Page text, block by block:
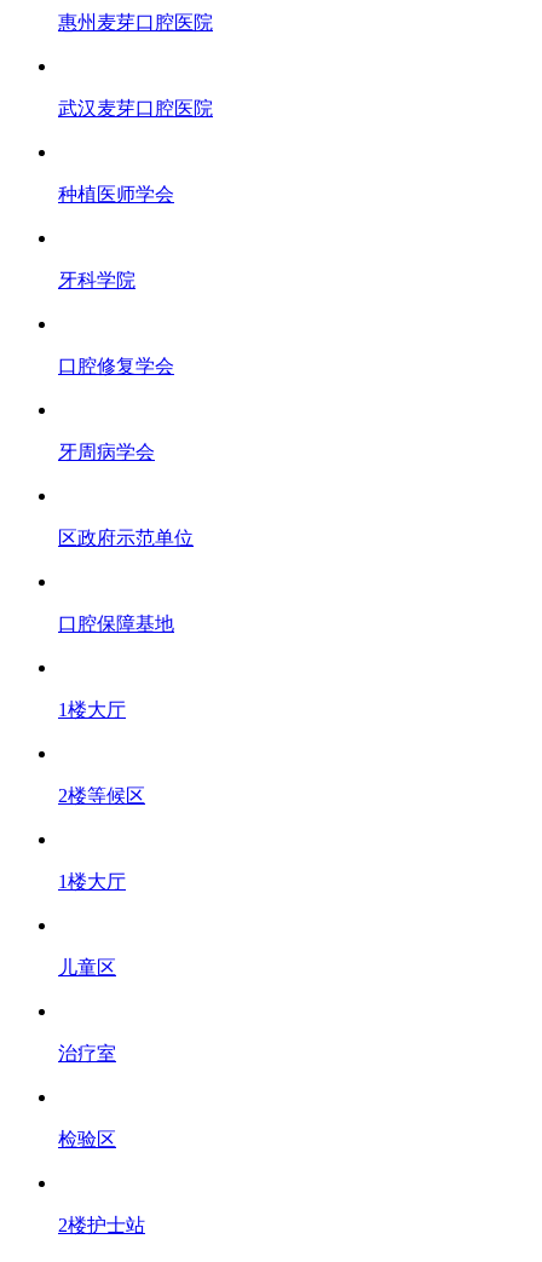
惠州麦芽口腔医院
武汉麦芽口腔医院
种植医师学会
牙科学院
口腔修复学会
牙周病学会
区政府示范单位
口腔保障基地
1楼大厅
2楼等候区
1楼大厅
儿童区
治疗室
检验区
2楼护士站